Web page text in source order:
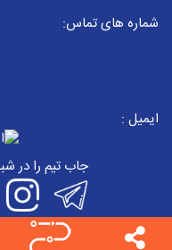
شماره های تماس:
ایمیل :
جاب تیم را در